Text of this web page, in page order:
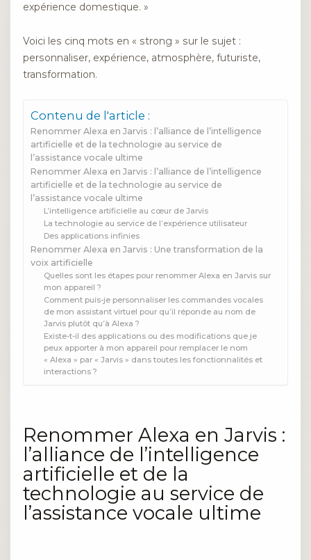
expérience domestique. »
Voici les cinq mots en « strong » sur le sujet :
personnaliser, expérience, atmosphère, futuriste,
transformation.
Contenu de l'article :
Renommer Alexa en Jarvis : l’alliance de l’intelligence
artificielle et de la technologie au service de
l’assistance vocale ultime
Renommer Alexa en Jarvis : l’alliance de l’intelligence
artificielle et de la technologie au service de
l’assistance vocale ultime
L’intelligence artificielle au cœur de Jarvis
La technologie au service de l’expérience utilisateur
Des applications infinies
Renommer Alexa en Jarvis : Une transformation de la
voix artificielle
Quelles sont les étapes pour renommer Alexa en Jarvis sur
mon appareil ?
Comment puis-je personnaliser les commandes vocales
de mon assistant virtuel pour qu’il réponde au nom de
Jarvis plutôt qu’à Alexa ?
Existe-t-il des applications ou des modifications que je
peux apporter à mon appareil pour remplacer le nom
« Alexa » par « Jarvis » dans toutes les fonctionnalités et
interactions ?
Renommer Alexa en Jarvis :
l’alliance de l’intelligence
artificielle et de la
technologie au service de
l’assistance vocale ultime